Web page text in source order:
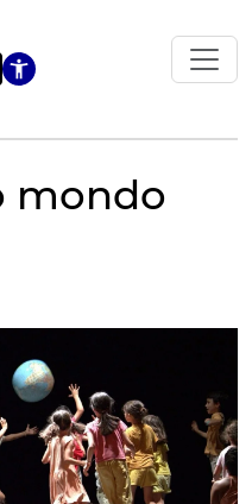
Apri le
mondo